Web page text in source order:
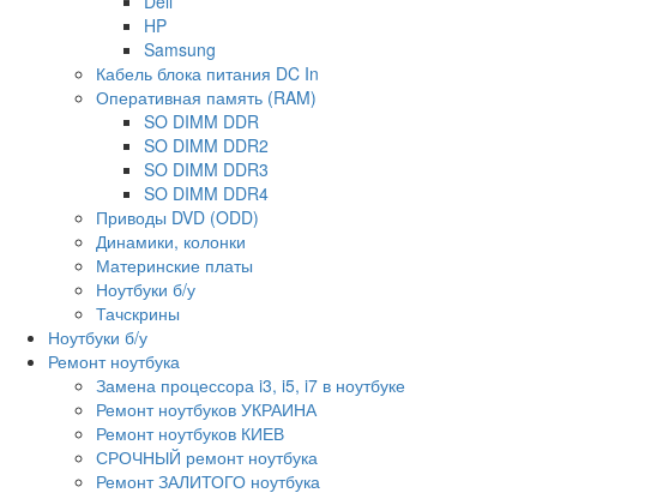
HP
Samsung
Кабель блока питания DC In
Оперативная память (RAM)
SO DIMM DDR
SO DIMM DDR2
SO DIMM DDR3
SO DIMM DDR4
Приводы DVD (ODD)
Динамики, колонки
Материнские платы
Ноутбуки б/у
Тачскрины
Ноутбуки б/у
Ремонт ноутбука
Замена процессора i3, i5, i7 в ноутбуке
Ремонт ноутбуков УКРАИНА
Ремонт ноутбуков КИЕВ
СРОЧНЫЙ ремонт ноутбука
Ремонт ЗАЛИТОГО ноутбука